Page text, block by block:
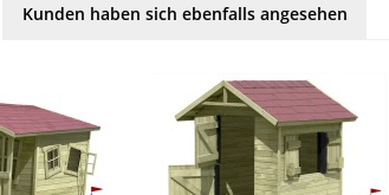
Kunden haben sich ebenfalls angesehen